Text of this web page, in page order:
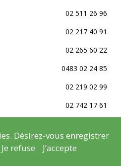
02 511 26 96
02 217 40 91
02 265 60 22
0483 02 24 85
02 219 02 99
02 742 17 61
02 218 42 04
Désirez-vous enregistrer
Je refuse J’accepte